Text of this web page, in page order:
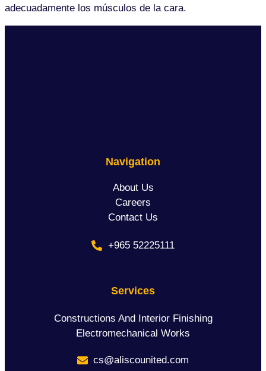
adecuadamente los músculos de la cara.
Navigation
About Us
Careers
Contact Us
+965 52225111
Services
Constructions And Interior Finishing
Electromechanical Works
cs@aliscounited.com